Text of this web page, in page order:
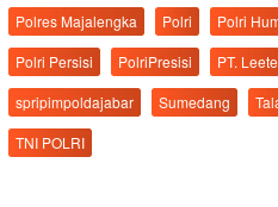
Polres Majalengka
Polri Polri
Polri Persisi
PolriPresisi PT.
spripimpoldajabar
Sumedang
TNI POLRI